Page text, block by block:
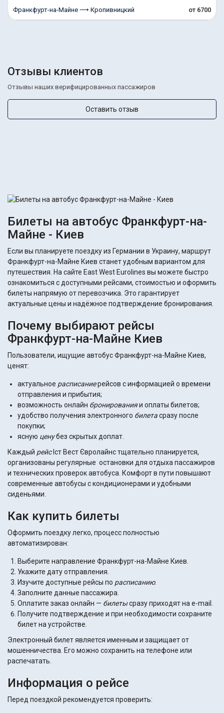
Франкфурт-на-Майне ⟶ Кропивницкий от 6700
Отзывы клиентов
Отзывы наших верифицированных пассажиров
Оставить отзыв
Билеты на автобус Франкфурт-на-
Майне - Киев
Если вы планируете поездку из Германии в Украину, маршрут
Франкфурт-на-Майне Киев станет удобным вариантом для
путешествия. На сайте East West Eurolines вы можете быстро
ознакомиться с доступными рейсами, стоимостью и оформить
билеты напрямую от перевозчика. Это гарантирует
актуальные цены и надёжное подтверждение бронирования.
Почему выбирают рейсы
Франкфурт-на-Майне Киев
Пользователи, ищущие автобус Франкфурт-на-Майне Киев,
ценят:
актуальное расписаниерейсов с информацией о времени
отправления и прибытия;
возможность онлайн бронированияи оплаты билетов;
удобство получения электронного билетасразу после
покупки;
ясную ценубез скрытых доплат.
Каждый рейсІст Вест Євролайнс тщательно планируется,
организованы регулярные остановки для отдыха пассажиров
и технических проверок автобуса. Комфорт в пути повышают
современные автобусы с кондиционерами и удобными
сиденьями.
Как купить билеты
Оформить поездку легко, процесс полностью
автоматизирован:
Выберите направление Франкфурт-на-Майне Киев.
Укажите дату отправления.
Изучите доступные рейсы по расписанию.
Заполните данные пассажира.
Оплатите заказ онлайн — билетысразу приходят на e-mail.
Получите подтверждение и при необходимости сохраните
билет на устройстве.
Электронный билет является именным и защищает от
мошенничества. Его можно сохранить на телефоне или
распечатать.
Информация о рейсе
Перед поездкой рекомендуется проверить: